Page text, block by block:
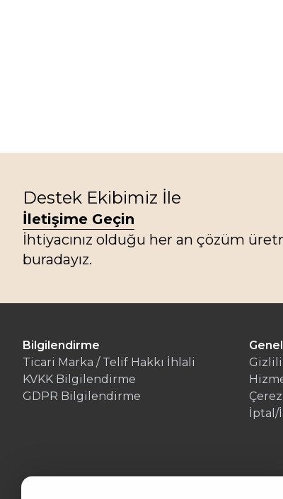
Destek Ekibimiz İle
İletişime Geçin
İhtiyacınız olduğu her an çözüm
buradayız.
Bilgilendirme
Ticari Marka / Telif Hakkı İhlali
KVKK Bilgilendirme
GDPR Bilgilendirme
İptal/